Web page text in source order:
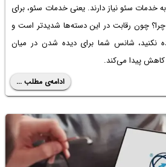
خدمات سئو نیاز دارند. یعنی خدمات سئو، برای
چون رقابت در این دسته‌ها شدیدتر است و
نکنید، شانس شما برای دیده شدن در میان
کاهش پیدا می‌کند.
ادامه‌ی مطلب ...